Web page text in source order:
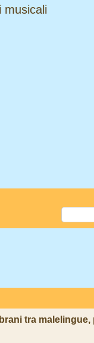
musicali
tra malelingue,